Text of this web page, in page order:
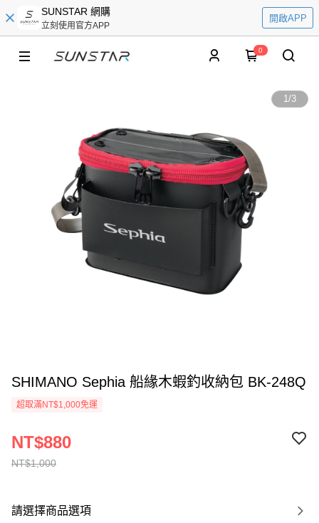
SUNSTAR 網購
立刻使用官方APP
開啟APP
0
1/3
SHIMANO Sephia 船緣木蝦釣收納包 BK-248Q
超取滿NT$1,000免運
NT$1,000
NT$880
請選擇商品選項